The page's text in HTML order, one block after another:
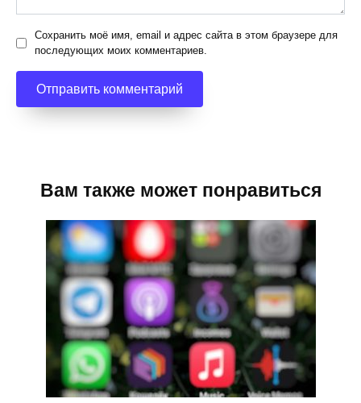
Сохранить моё имя, email и адрес сайта в этом браузере для
последующих моих комментариев.
Вам также может понравиться